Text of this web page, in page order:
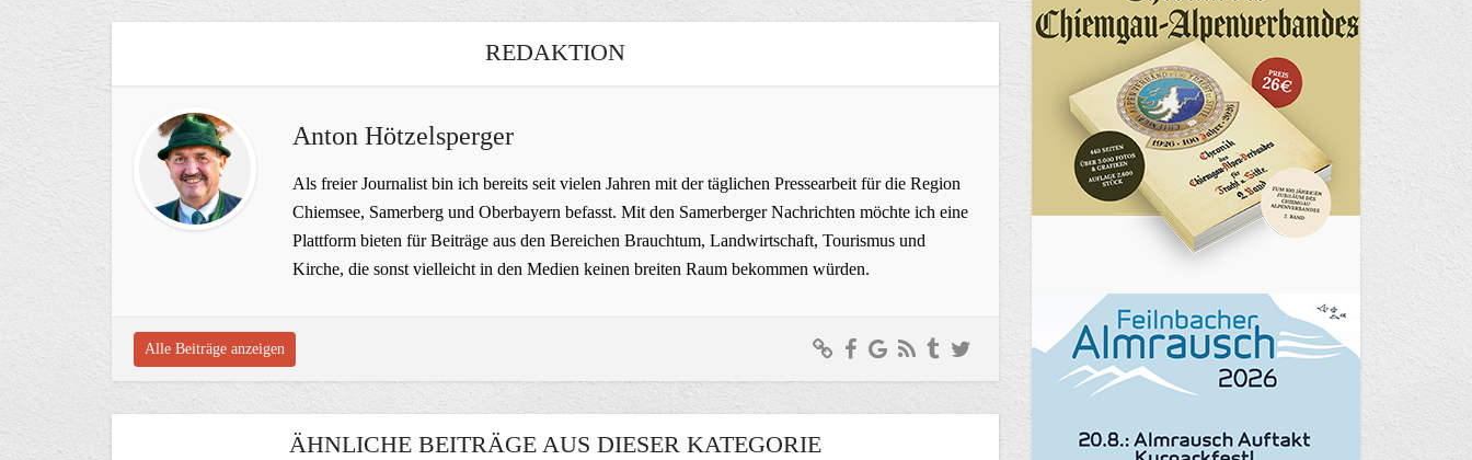
REDAKTION
Anton Hötzelsperger
Als freier Journalist bin ich bereits seit vielen Jahren mit der täglichen Pressearbeit für die Region
Chiemsee, Samerberg und Oberbayern befasst. Mit den Samerberger Nachrichten möchte ich eine
Plattform bieten für Beiträge aus den Bereichen Brauchtum, Landwirtschaft, Tourismus und
Kirche, die sonst vielleicht in den Medien keinen breiten Raum bekommen würden.
Alle Beiträge anzeigen
ÄHNLICHE BEITRÄGE AUS DIESER KATEGORIE